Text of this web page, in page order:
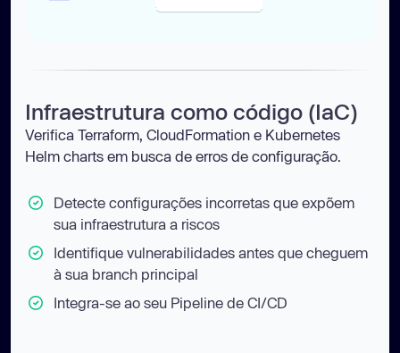
Infraestrutura como código (IaC)
Verifica Terraform, CloudFormation e Kubernetes
Helm charts em busca de erros de configuração.
Detecte configurações incorretas que expõem
sua infraestrutura a riscos
Identifique vulnerabilidades antes que cheguem
à sua branch principal
Integra-se ao seu Pipeline de CI/CD